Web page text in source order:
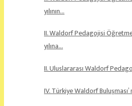
yılının…
II. Waldorf Pedagojisi
yılına…
II. Uluslararası Waldorf
IV. Türkiye Waldorf